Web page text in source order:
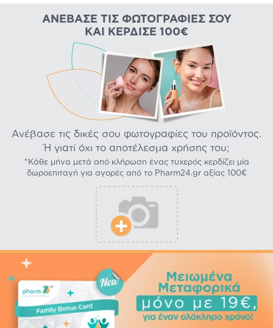
ΑΝΈΒΑΣΕ ΤΙΣ ΦΩΤΟΓΡΑΦΊΕΣ ΣΟΥ
ΚΑΙ ΚΈΡΔΙΣΕ 100€
Ανέβασε τις δικές σου φωτογραφίες του προϊόντος.
Ή γιατί όχι το αποτέλεσμα χρήσης του;
*Κάθε μήνα μετά από κλήρωση ένας τυχερός κερδίζει μία
δωροεπιταγή για αγορές από το Pharm24.gr αξίας 100€